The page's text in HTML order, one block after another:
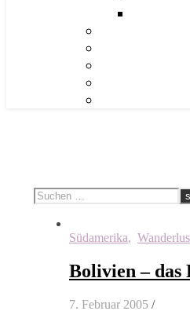
Südamerika,
Bolivien –
7. Februar 2005 /